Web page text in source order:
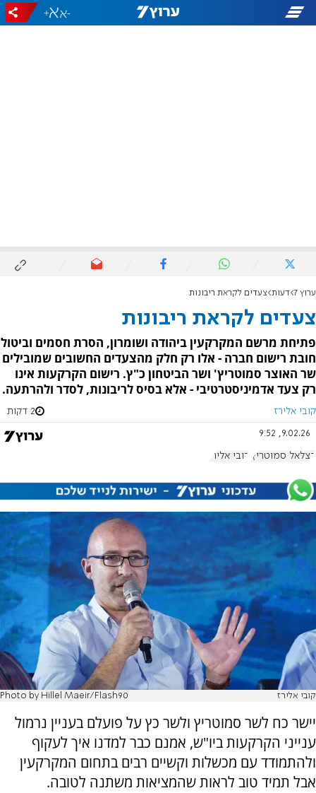
-
+
ערוץ 7 דעות צעדים לקראת ריבונות
צעדים לקראת ריבונות
פתיחת מרשם המקרקעין ביהודה ושומרון, הסרת חסמים וביטול
חובת רישום חברה - אלו רק חלק מהצעדים החשובים שמובילים
שר האוצר סמוטריץ' ושר הביטחון כ"ץ. רישום הקרקעות אינו
רק צעד אדמיניסטרטיבי - אלא בסיס לריבונות, לסדר ולהרתעה.
קובי אלירז 2 דקות
9.02.26, 9:52
בצלאל סמוטריץ' קובי אלירז
קובי אלירז Photo by Hillel Maeir/Flash90
יישר כח לשר סמוטריץ ולשר כץ על פועלם בעניין נרמול
ענייני הקרקעות ביו"ש, אמנם כבר למדנו איך לעקוף
ולהתמודד עם מכשלות וקשיים רבים בתחום המקרקעין
אבל תמיד טוב לראות שהמציאות משתנה לטובה.